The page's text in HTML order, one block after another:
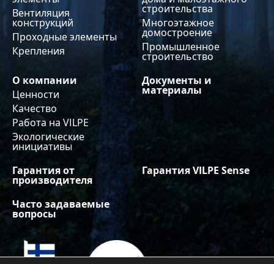
Вентиляция
конструкций
Проходные элементы
Крепления
строительства
Многоэтажное
домостроение
Промышленное
строительство
О компании
Ценности
Качество
Работа на VILPE
Экологические
инициативы
Документы и
материалы
Гарантия от
производителя
Гарантия VILPE Sense
Часто задаваемые
вопросы